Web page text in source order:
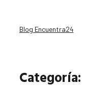
Blog Encuentra24
Categoría: